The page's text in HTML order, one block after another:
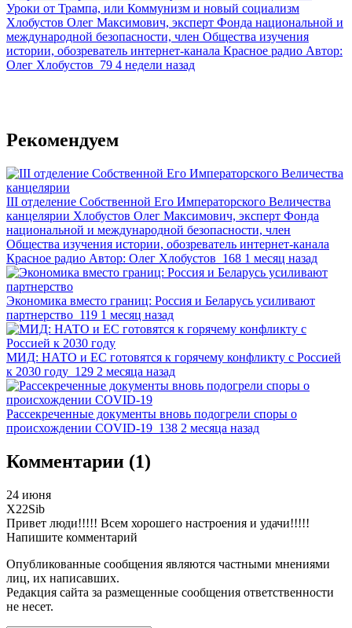
Уроки от Трампа, или Коммунизм и новый социализм
Хлобустов Олег Максимович, эксперт Фонда национальной и
международной безопасности, член Общества изучения
истории, обозреватель интернет-канала Красное радио Автор:
Олег Хлобустов 79 4 недели назад
Рекомендуем
III отделение Собственной Его Императорского Величества
канцелярии Хлобустов Олег Максимович, эксперт Фонда
национальной и международной безопасности, член
Общества изучения истории, обозреватель интернет-канала
Красное радио Автор: Олег Хлобустов 168 1 месяц назад
Экономика вместо границ: Россия и Беларусь усиливают
партнерство 119 1 месяц назад
МИД: НАТО и ЕС готовятся к горячему конфликту с Россией
к 2030 году 129 2 месяца назад
Рассекреченные документы вновь подогрели споры о
происхождении COVID-19 138 2 месяца назад
Комментарии (1)
24 июня
X22Sib
Привет люди!!!!! Всем хорошего настроения и удачи!!!!!
Напишите комментарий
Опубликованные сообщения являются частными мнениями
лиц, их написавших.
Редакция сайта за размещенные сообщения ответственности
не несет.